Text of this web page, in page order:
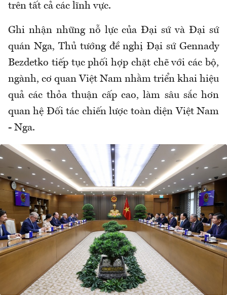
trên tất cả các lĩnh vực.
Ghi nhận những nỗ lực của Đại sứ và Đại sứ
quán Nga, Thủ tướng đề nghị Đại sứ Gennady
Bezdetko tiếp tục phối hợp chặt chẽ với các bộ,
ngành, cơ quan Việt Nam nhằm triển khai hiệu
quả các thỏa thuận cấp cao, làm sâu sắc hơn
quan hệ Đối tác chiến lược toàn diện Việt Nam
- Nga.